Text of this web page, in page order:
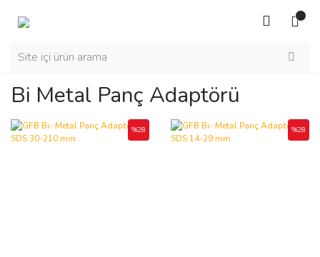
Bi Metal Panç Adaptörü
%28 %28